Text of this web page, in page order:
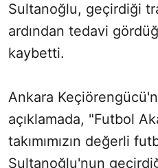
Sultanoğlu, geçirdiği
ardından tedavi
kaybetti.
Ankara
açıklamada, "Futbol
takımımızın değerli
Sultanoğlu'nun